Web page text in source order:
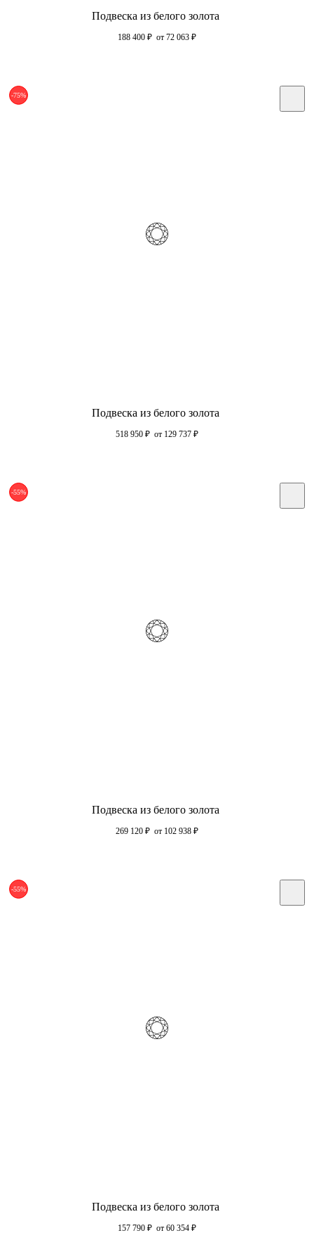
Подвеска из белого золота
188 400 ₽ от 72 063 ₽
-75%
Подвеска из белого золота
518 950 ₽ от 129 737 ₽
-55%
Подвеска из белого золота
269 120 ₽ от 102 938 ₽
-55%
Подвеска из белого золота
157 790 ₽ от 60 354 ₽